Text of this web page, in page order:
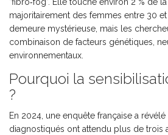
majoritairement des femmes entre 30 et
demeure mystérieuse, mais les
combinaison de facteurs génétiques,
environnementaux.
Pourquoi la
?
En 2024, une enquête française a
diagnostiqués ont attendu plus de trois